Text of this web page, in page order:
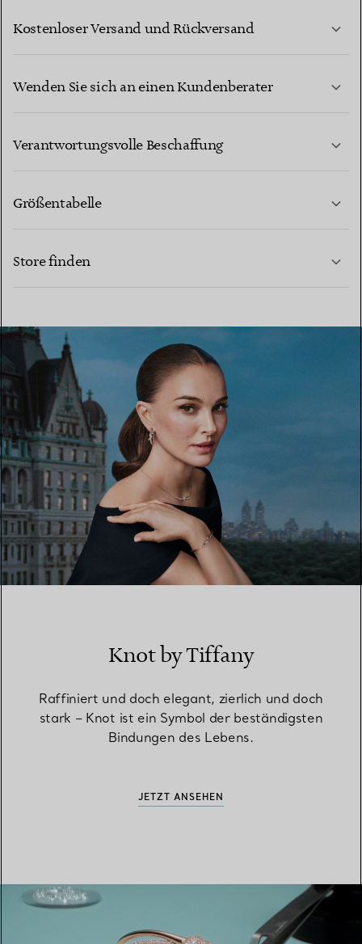
Kostenloser Versand und Rückversand
Wenden Sie sich an einen Kundenberater
Verantwortungsvolle Beschaffung
Größentabelle
Store finden
EINEN STORE IN IHRER NÄHE FINDEN
Knot by Tiffany
Raffiniert und doch elegant, zierlich und doch
stark – Knot ist ein Symbol der beständigsten
Bindungen des Lebens.
JETZT ANSEHEN